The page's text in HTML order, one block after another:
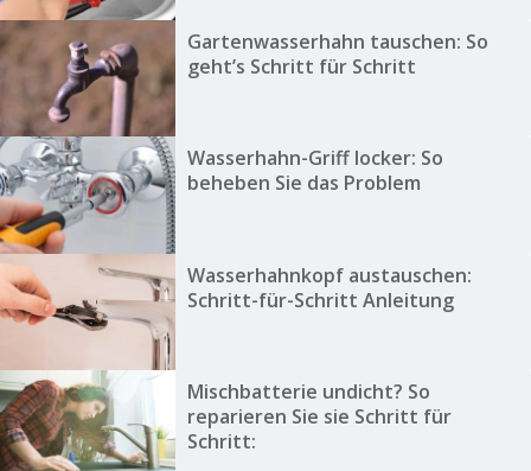
Gartenwasserhahn tauschen: So
geht’s Schritt für Schritt
Wasserhahn-Griff locker: So
beheben Sie das Problem
Wasserhahnkopf austauschen:
Schritt-für-Schritt Anleitung
Mischbatterie undicht? So
reparieren Sie sie Schritt für
Schritt: